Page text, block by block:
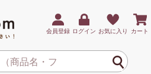
会員登録 ログイン お気に入り カート